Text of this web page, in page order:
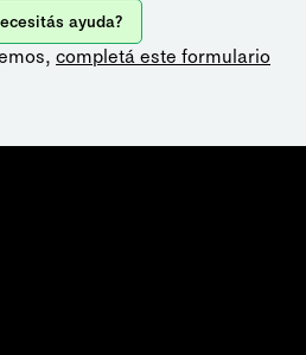
ayuda?
completá este formulario